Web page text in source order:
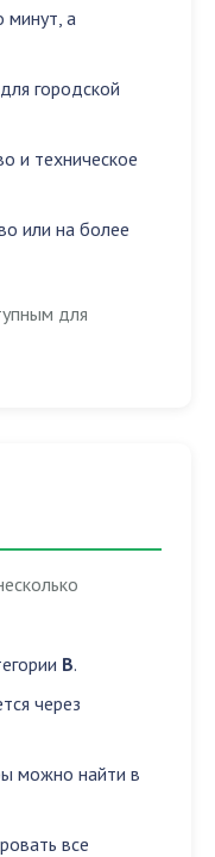
минут, а
городской
и техническое
или на более
для
B.
через
можно найти в
все